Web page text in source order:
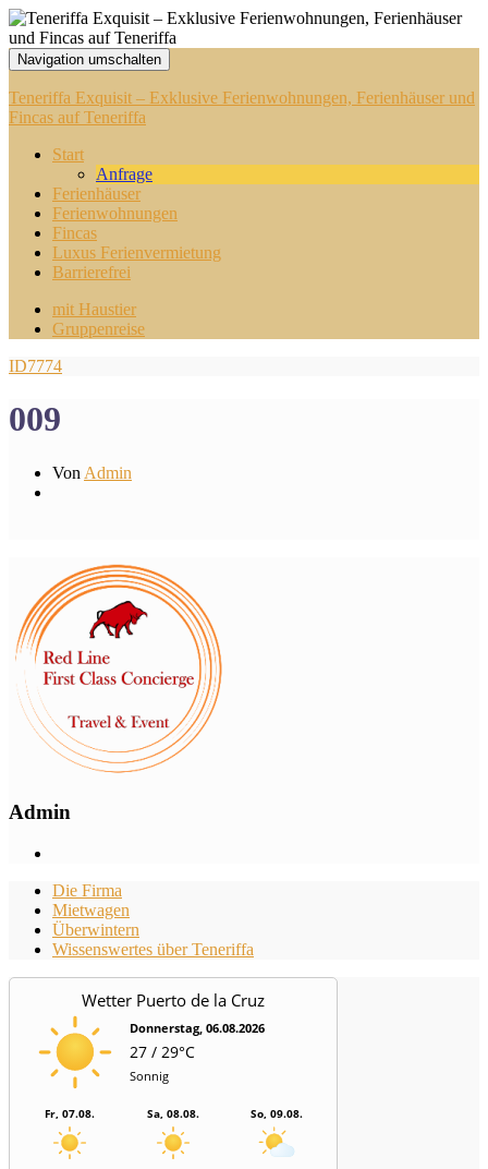
Navigation umschalten
Teneriffa Exquisit – Exklusive Ferienwohnungen, Ferienhäuser und
Fincas auf Teneriffa
Start
Anfrage
Ferienhäuser
Ferienwohnungen
Fincas
Luxus Ferienvermietung
Barrierefrei
mit Haustier
Gruppenreise
ID7774
009
Von Admin
Admin
Die Firma
Mietwagen
Überwintern
Wissenswertes über Teneriffa
Wetter Puerto de la Cruz
Donnerstag, 06.08.2026
27 / 29°C
Sonnig
Fr, 07.08. Sa, 08.08. So, 09.08.